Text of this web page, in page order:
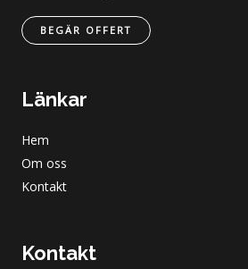
BEGÄR OFFERT
Länkar
Hem
Om oss
Kontakt
Kontakt